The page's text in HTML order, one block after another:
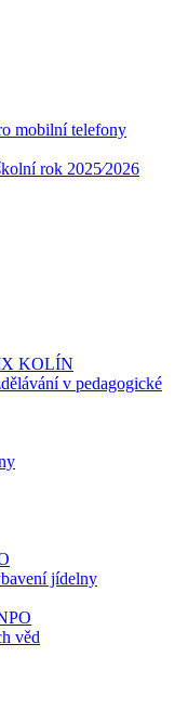
mobilní telefony
rok 2025⁄2026
KOLÍN
v pedagogické
jídelny
věd